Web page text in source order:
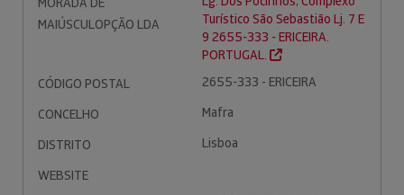
MAIÚSCULOPÇÃO LDA
Turístico São Sebastião Lj. 7 E
9 2655-333 - ERICEIRA.
PORTUGAL.
CÓDIGO POSTAL
2655-333 - ERICEIRA
CONCELHO
Mafra
DISTRITO
Lisboa
WEBSITE